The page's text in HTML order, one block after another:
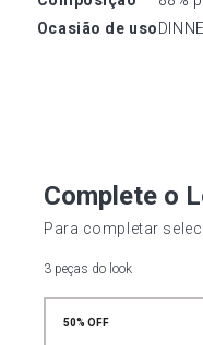
ocasião de uso
Complete o
Para completar
3 peças do look
50% OFF